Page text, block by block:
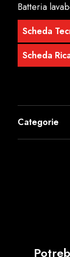
Batteria
Scheda
Scheda
Categorie